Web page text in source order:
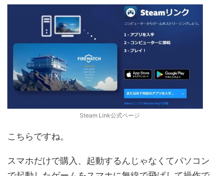
Steam Link公式ページ
こちらですね。
スマホだけで購入、起動するんじゃなくてパソコン